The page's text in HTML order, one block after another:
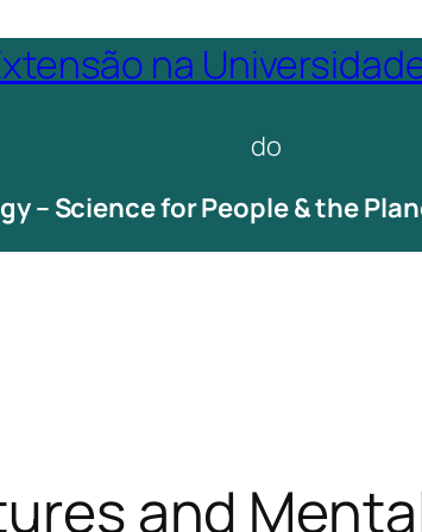
na
do
– Science for People & the
and